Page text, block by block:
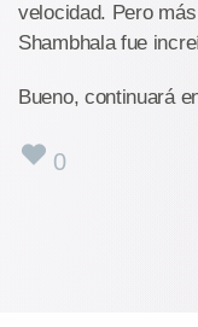
velocidad. Pero
Shambhala fue
Bueno, continuará
0